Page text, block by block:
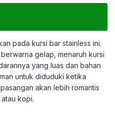
pada kursi bar stainless ini.
gelap, menaruh kursi
yang luas dan bahan
untuk diduduki ketika
akan lebih romantis
kopi.